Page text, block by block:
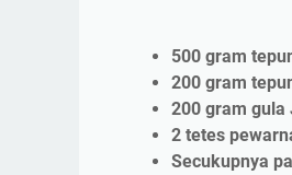
500 gram
200 gram
200 gram gula
2 tetes
Secukupnya